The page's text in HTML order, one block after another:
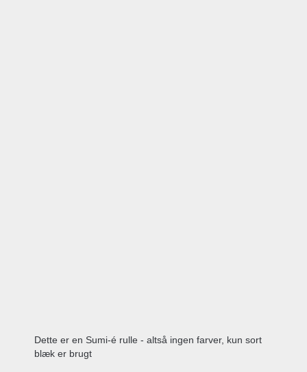
Dette er en Sumi-é rulle - altså ingen farver, kun sort
blæk er brugt